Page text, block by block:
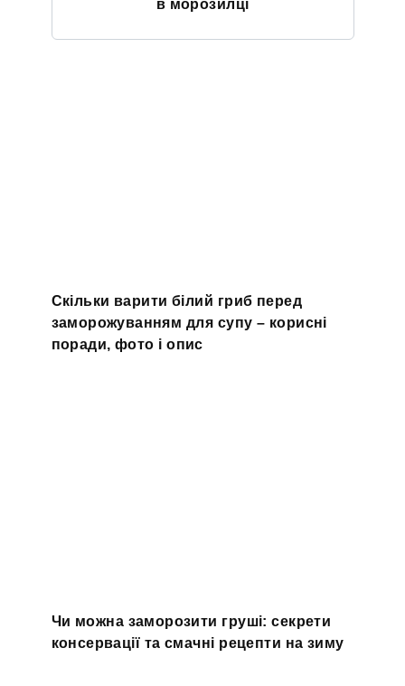
в морозилці
Скільки варити білий гриб перед
заморожуванням для супу – корисні
поради, фото і опис
Чи можна заморозити груші: секрети
консервації та смачні рецепти на зиму